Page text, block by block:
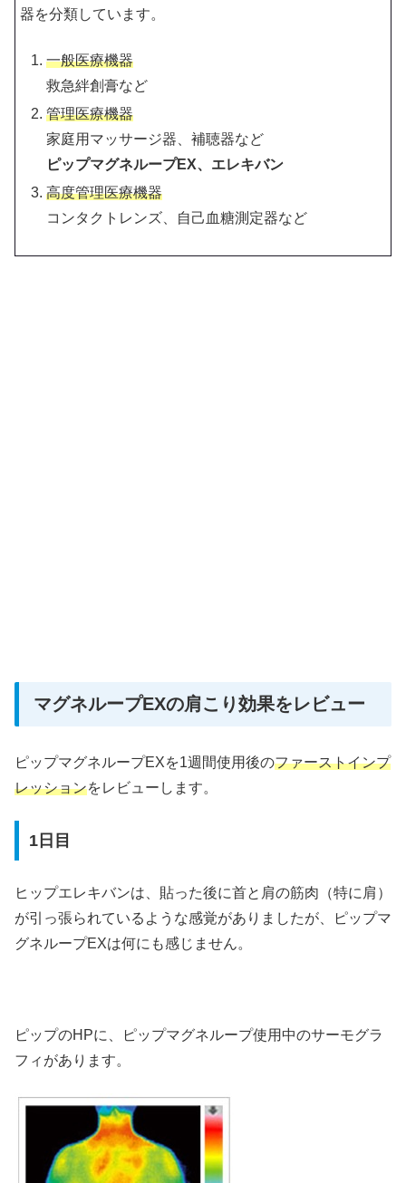
器を分類しています。
一般医療機器
救急絆創膏など
管理医療機器
家庭用マッサージ器、補聴器など
ピップマグネループEX、エレキバン
高度管理医療機器
コンタクトレンズ、自己血糖測定器など
マグネループEXの肩こり効果をレビュー
ピップマグネループEXを1週間使用後のファーストインプ
レッションをレビューします。
1日目
ヒップエレキバンは、貼った後に首と肩の筋肉（特に肩）
が引っ張られているような感覚がありましたが、ピップマ
グネループEXは何にも感じません。
ピップのHPに、ピップマグネループ使用中のサーモグラ
フィがあります。